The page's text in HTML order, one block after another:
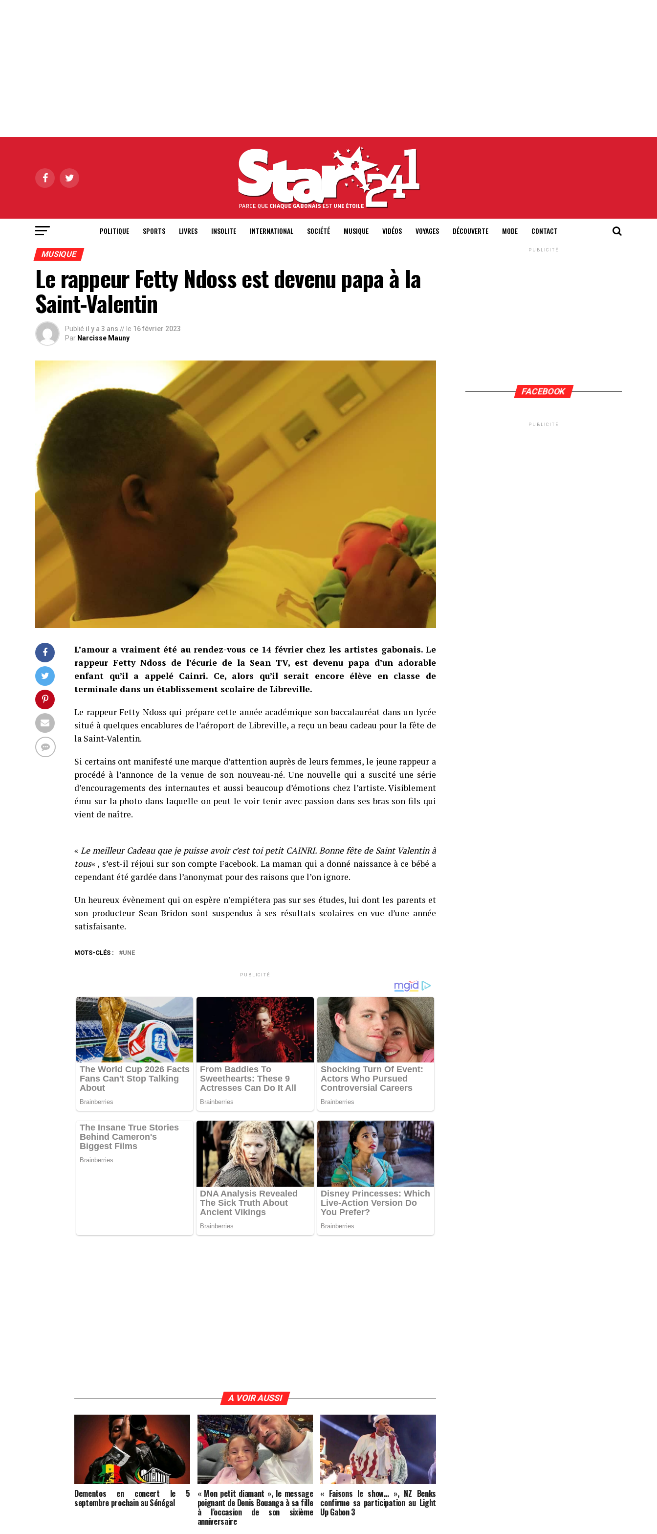
POLITIQUE SPORTS LIVRES INSOLITE INTERNATIONAL SOCIÉTÉ MUSIQUE VIDÉOS VOYAGES DÉCOUVERTE MODE CONTACT
MUSIQUE
Le rappeur Fetty Ndoss est devenu papa à la
Saint-Valentin
Publié il y a 3 ans // le 16 février 2023
Par Narcisse Mauny
L’amour a vraiment été au rendez-vous ce 14 février chez les artistes gabonais. Le
rappeur Fetty Ndoss de l’écurie de la Sean TV, est devenu papa d’un adorable
enfant qu’il a appelé Cainri. Ce, alors qu’il serait encore élève en classe de
terminale dans un établissement scolaire de Libreville.
Le rappeur Fetty Ndoss qui prépare cette année académique son baccalauréat dans un lycée
situé à quelques encablures de l’aéroport de Libreville, a reçu un beau cadeau pour la fête de
la Saint-Valentin.
Si certains ont manifesté une marque d’attention auprès de leurs femmes, le jeune rappeur a
procédé à l’annonce de la venue de son nouveau-né. Une nouvelle qui a suscité une série
d’encouragements des internautes et aussi beaucoup d’émotions chez l’artiste. Visiblement
ému sur la photo dans laquelle on peut le voir tenir avec passion dans ses bras son fils qui
vient de naître.
« Le meilleur Cadeau que je puisse avoir c’est toi petit CAINRI. Bonne fête de Saint Valentin à
tous« , s’est-il réjoui sur son compte Facebook. La maman qui a donné naissance à ce bébé a
cependant été gardée dans l’anonymat pour des raisons que l’on ignore.
Un heureux évènement qui on espère n’empiétera pas sur ses études, lui dont les parents et
son producteur Sean Bridon sont suspendus à ses résultats scolaires en vue d’une année
satisfaisante.
MOTS-CLÉS : UNE
PUBLICITÉ
A VOIR AUSSI
Dementos en concert le 5
septembre prochain au Sénégal
« Mon petit diamant », le message
poignant de Denis Bouanga à sa fille
à l’occasion de son sixième
anniversaire
« Faisons le show… », NZ Benks
confirme sa participation au Light
Up Gabon 3
PUBLICITÉ
FACEBOOK
PUBLICITÉ